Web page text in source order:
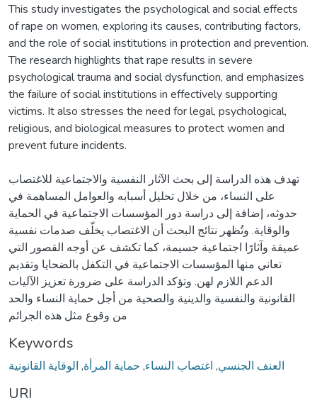
This study investigates the psychological and social effects
of rape on women, exploring its causes, contributing factors,
and the role of social institutions in protection and prevention.
The research highlights that rape results in severe
psychological trauma and social dysfunction, and emphasizes
the failure of social institutions in effectively supporting
victims. It also stresses the need for legal, psychological,
religious, and biological measures to protect women and
prevent future incidents.
تهدف هذه الدراسة إلى بحث الآثار النفسية والاجتماعية للاغتصاب
على النساء، من خلال تحليل أسبابه والعوامل المساهمة في
حدوثه، إضافة إلى دراسة دور المؤسسات الاجتماعية في الحماية
والوقاية. وتُظهر نتائج البحث أن الاغتصاب يخلّف صدمات نفسية
عميقة وآثارًا اجتماعية جسيمة، كما تكشف عن أوجه القصور التي
تعاني منها المؤسسات الاجتماعية في التكفل بالضحايا وتقديم
الدعم اللازم لهن. وتؤكد الدراسة على ضرورة تعزيز الآليات
القانونية والنفسية والدينية والصحية من أجل حماية النساء والحد
من وقوع مثل هذه الجرائم
Keywords
العنف الجنسي, اغتصاب النساء, حماية المرأة, الوقاية القانونية
URI